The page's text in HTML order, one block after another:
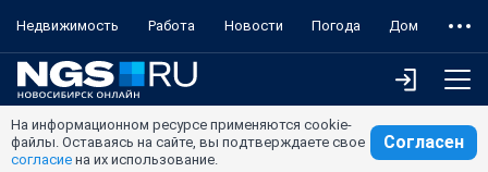
Недвижимость Работа Новости Погода Дом
На информационном ресурсе применяются cookie-
файлы. Оставаясь на сайте, вы подтверждаете свое
согласие на их использование.
Согласен